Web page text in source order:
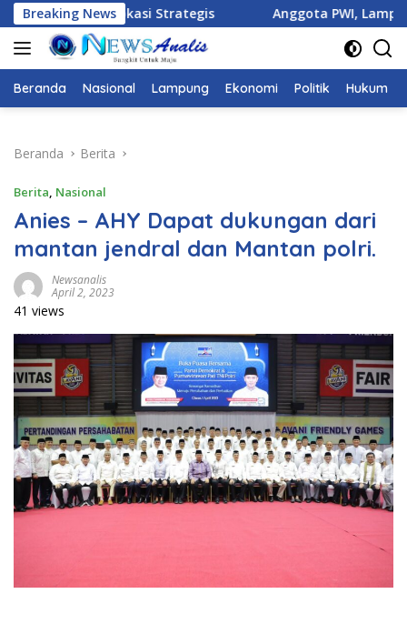
Langsung
ke
konten
Breaking NewsAnggota PWI, Lampung DI Usir Tetangga dan Di
Beranda Nasional Lampung Ekonomi Politik Hukum
Beranda Berita
Berita, Nasional
Anies – AHY Dapat dukungan dari
mantan jendral dan Mantan polri.
Newsanalis
April 2, 2023
41 views